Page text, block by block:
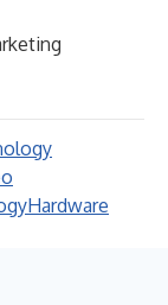
Hardware